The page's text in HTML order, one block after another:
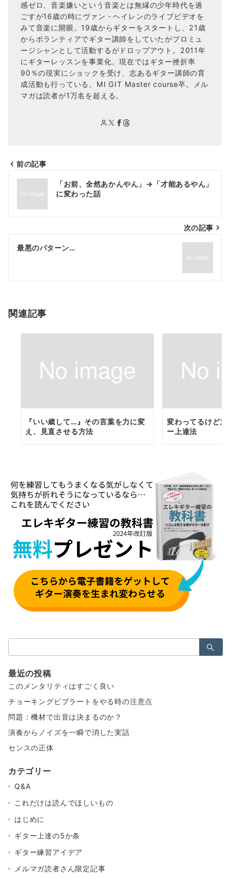
感ゼロ、音楽嫌いという音楽とは無縁の少年時代を過
ごすが16歳の時にヴァン・ヘイレンのライブビデオを
みて音楽に開眼。19歳からギターをスタートし、21歳
からボランティアでギター講師をしていたがプロミュ
ージシャンとして活動するがドロップアウト。2011年
にギターレッスンを事業化。現在ではギター挫折率
90％の現実にショックを受け、志あるギター講師の育
成活動も行っている。MI GIT Master course卒。メル
マガは読者が1万名を超える。
投
ナ
ビ
ゲ
シ
ン
前の記事
「お前、全然あかんやん」→「才能あるやん」
に変わった話
次の記事
最悪のパターン…
関連記事
『いい歳して…』その言葉を力に変
え、見直させる方法
変わってるけど
ー上達法
索：
最近の投稿
このメンタリティはすごく良い
チョーキングビブラートをやる時の注意点
問題：機材で出音は決まるのか？
演奏からノイズを一瞬で消した実話
センスの正体
カテゴリー
Q&A
これだけは読んでほしいもの
はじめに
ギター上達の5か条
ギター練習アイデア
メルマガ読者さん限定記事